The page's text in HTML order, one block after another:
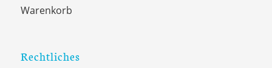
Warenkorb
Rechtliches